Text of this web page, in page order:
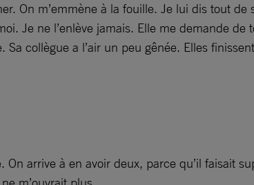
On m’emmène à la fouille. Je lui dis tout
Je ne l’enlève jamais. Elle me demande de
collègue a l’air un peu gênée. Elles
arrive à en avoir deux, parce qu’il faisait